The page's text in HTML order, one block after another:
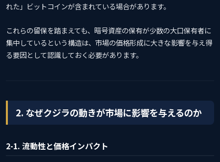
れた」ビットコインが含まれている場合があります。
これらの留保を踏まえても、暗号資産の保有が少数の大口保有者に
集中しているという構造は、市場の価格形成に大きな影響を与え得
る要因として認識しておく必要があります。
2. なぜクジラの動きが市場に影響を与えるのか
2-1. 流動性と価格インパクト